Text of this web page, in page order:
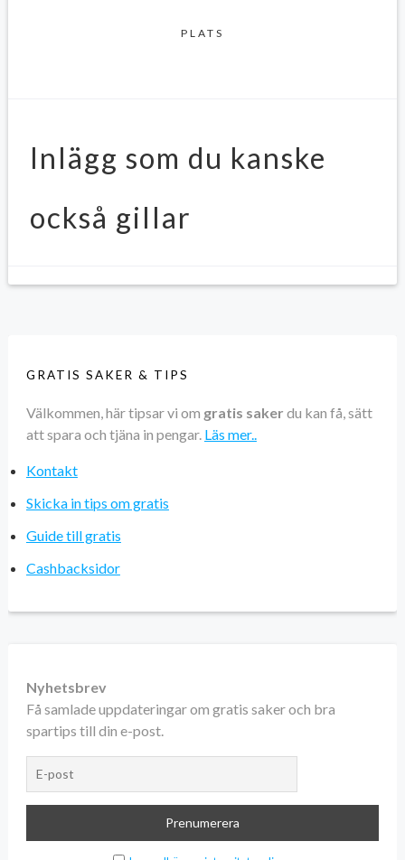
PLATS
Inlägg som du kanske
också gillar
GRATIS SAKER & TIPS
Välkommen, här tipsar vi om gratis saker du kan få, sätt
att spara och tjäna in pengar. Läs mer..
Kontakt
Skicka in tips om gratis
Guide till gratis
Cashbacksidor
Nyhetsbrev
Få samlade uppdateringar om gratis saker och bra
spartips till din e-post.